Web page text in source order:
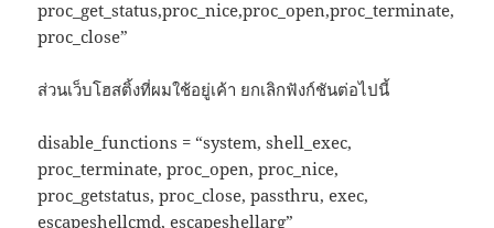
proc_get_status,proc_nice,proc_open,proc_terminate,
proc_close”
ส่วนเว็บโฮสติ้งที่ผมใช้อยู่เค้า ยกเลิกฟังก์ชันต่อไปนี้
disable_functions = “system, shell_exec,
proc_terminate, proc_open, proc_nice,
proc_getstatus, proc_close, passthru, exec,
escapeshellcmd, escapeshellarg”